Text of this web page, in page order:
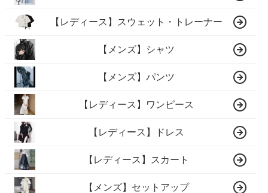
【レディース】スウェット・トレーナー
【メンズ】シャツ
【メンズ】パンツ
【レディース】ワンピース
【レディース】ドレス
【レディース】スカート
【メンズ】セットアップ